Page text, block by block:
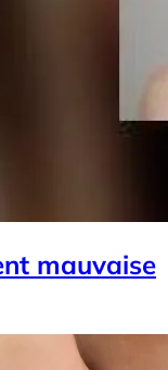
mauvaise